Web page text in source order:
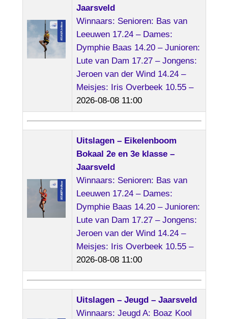
Jaarsveld
Winnaars: Senioren: Bas van
Leeuwen 17.24 – Dames:
Dymphie Baas 14.20 – Junioren:
Lute van Dam 17.27 – Jongens:
Jeroen van der Wind 14.24 –
Meisjes: Iris Overbeek 10.55 –
2026-08-08 11:00
Uitslagen – Eikelenboom
Bokaal 2e en 3e klasse –
Jaarsveld
Winnaars: Senioren: Bas van
Leeuwen 17.24 – Dames:
Dymphie Baas 14.20 – Junioren:
Lute van Dam 17.27 – Jongens:
Jeroen van der Wind 14.24 –
Meisjes: Iris Overbeek 10.55 –
2026-08-08 11:00
Uitslagen – Jeugd – Jaarsveld
Winnaars: Jeugd A: Boaz Kool